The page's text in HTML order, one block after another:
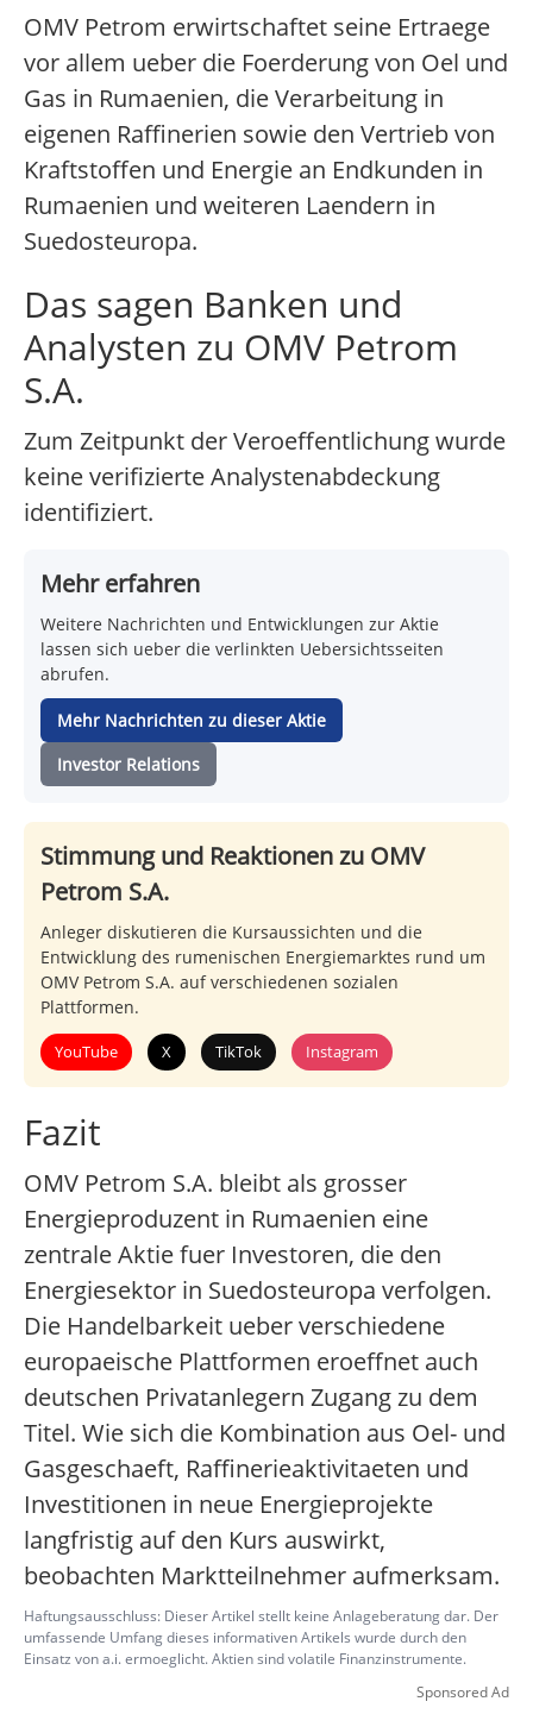
OMV Petrom erwirtschaftet seine Ertraege
vor allem ueber die Foerderung von Oel und
Gas in Rumaenien, die Verarbeitung in
eigenen Raffinerien sowie den Vertrieb von
Kraftstoffen und Energie an Endkunden in
Rumaenien und weiteren Laendern in
Suedosteuropa.
Das sagen Banken und
Analysten zu OMV Petrom
S.A.
Zum Zeitpunkt der Veroeffentlichung wurde
keine verifizierte Analystenabdeckung
identifiziert.
Mehr erfahren
Weitere Nachrichten und Entwicklungen zur Aktie
lassen sich ueber die verlinkten Uebersichtsseiten
abrufen.
Mehr Nachrichten zu dieser Aktie
Investor Relations
Stimmung und Reaktionen zu OMV
Petrom S.A.
Anleger diskutieren die Kursaussichten und die
Entwicklung des rumenischen Energiemarktes rund um
OMV Petrom S.A. auf verschiedenen sozialen
Plattformen.
YouTube X TikTok Instagram
Fazit
OMV Petrom S.A. bleibt als grosser
Energieproduzent in Rumaenien eine
zentrale Aktie fuer Investoren, die den
Energiesektor in Suedosteuropa verfolgen.
Die Handelbarkeit ueber verschiedene
europaeische Plattformen eroeffnet auch
deutschen Privatanlegern Zugang zu dem
Titel. Wie sich die Kombination aus Oel- und
Gasgeschaeft, Raffinerieaktivitaeten und
Investitionen in neue Energieprojekte
langfristig auf den Kurs auswirkt,
beobachten Marktteilnehmer aufmerksam.
Haftungsausschluss: Dieser Artikel stellt keine Anlageberatung dar. Der
umfassende Umfang dieses informativen Artikels wurde durch den
Einsatz von a.i. ermoeglicht. Aktien sind volatile Finanzinstrumente.
Sponsored Ad